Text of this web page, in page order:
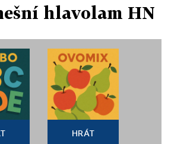
hlavolam HN
HRÁT